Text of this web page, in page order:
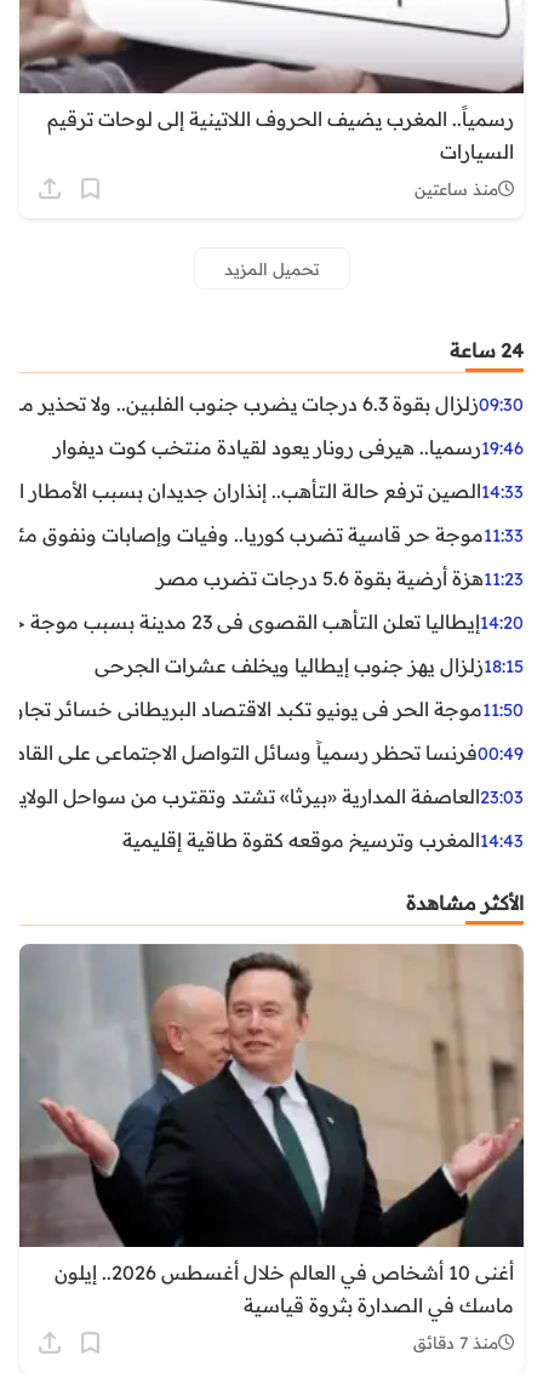
رسمياً.. المغرب يضيف الحروف اللاتينية إلى لوحات ترقيم
السيارات
منذ ساعتين
تحميل المزيد
24 ساعة
09:30زلزال بقوة 6.3 درجات يضرب جنوب الفلبين.. ولا تحذير من تسونامي حتى الآن
19:46رسميا.. هيرفي رونار يعود لقيادة منتخب كوت ديفوار
14:33الصين ترفع حالة التأهب.. إنذاران جديدان بسبب الأمطار
11:33موجة حر قاسية تضرب كوريا.. وفيات وإصابات ونفوق مئات
11:23هزة أرضية بقوة 5.6 درجات تضرب مصر
14:20إيطاليا تعلن التأهب القصوى في 23 مدينة بسبب موجة حر شديدة
18:15زلزال يهز جنوب إيطاليا ويخلف عشرات الجرحى
11:50موجة الحر في يونيو تكبد الاقتصاد البريطاني خسائر تجاوزت 1.5 مليار
00:49فرنسا تحظر رسمياً وسائل التواصل الاجتماعي على القاصرين
23:03العاصفة المدارية «بيرثا» تشتد وتقترب من سواحل
14:43المغرب وترسيخ موقعه كقوة طاقية إقليمية
الأكثر مشاهدة
أغنى 10 أشخاص في العالم خلال أغسطس 2026.. إيلون
ماسك في الصدارة بثروة قياسية
منذ 7 دقائق